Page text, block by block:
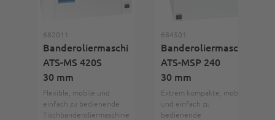
682011
Banderoliermaschine
ATS-MS 420S
30 mm
Flexible, mobile und
einfach zu bedienende
Tischbanderoliermaschine
684501
Banderoliermaschine
ATS-MSP 240
30 mm
Extrem kompakte, mobile
und einfach zu
bedienende